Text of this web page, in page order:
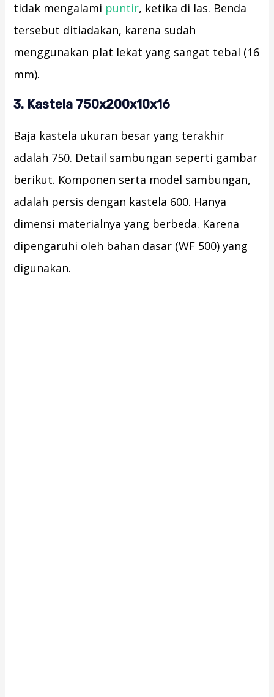
tidak mengalami puntir, ketika di las. Benda
tersebut ditiadakan, karena sudah
menggunakan plat lekat yang sangat tebal (16
mm).
3. Kastela 750x200x10x16
Baja kastela ukuran besar yang terakhir
adalah 750. Detail sambungan seperti gambar
berikut. Komponen serta model sambungan,
adalah persis dengan kastela 600. Hanya
dimensi materialnya yang berbeda. Karena
dipengaruhi oleh bahan dasar (WF 500) yang
digunakan.